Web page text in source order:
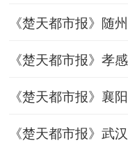
《楚天都市报》随
《楚天都市报》孝
《楚天都市报》襄
《楚天都市报》武